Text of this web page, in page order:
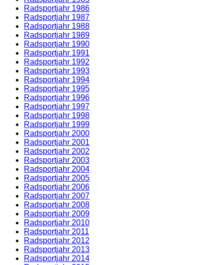
Radsportjahr 1986
Radsportjahr 1987
Radsportjahr 1988
Radsportjahr 1989
Radsportjahr 1990
Radsportjahr 1991
Radsportjahr 1992
Radsportjahr 1993
Radsportjahr 1994
Radsportjahr 1995
Radsportjahr 1996
Radsportjahr 1997
Radsportjahr 1998
Radsportjahr 1999
Radsportjahr 2000
Radsportjahr 2001
Radsportjahr 2002
Radsportjahr 2003
Radsportjahr 2004
Radsportjahr 2005
Radsportjahr 2006
Radsportjahr 2007
Radsportjahr 2008
Radsportjahr 2009
Radsportjahr 2010
Radsportjahr 2011
Radsportjahr 2012
Radsportjahr 2013
Radsportjahr 2014